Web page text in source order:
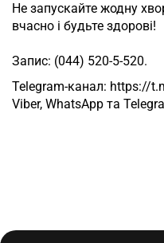
Не запускайте жодну
вчасно і будьте здорові!
Запис: (044) 520-5-520.
Telegram-канал: https://
Viber, WhatsApp та